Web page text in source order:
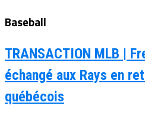
Baseball
TRANSACTION MLB |
échangé aux Rays en
québécois